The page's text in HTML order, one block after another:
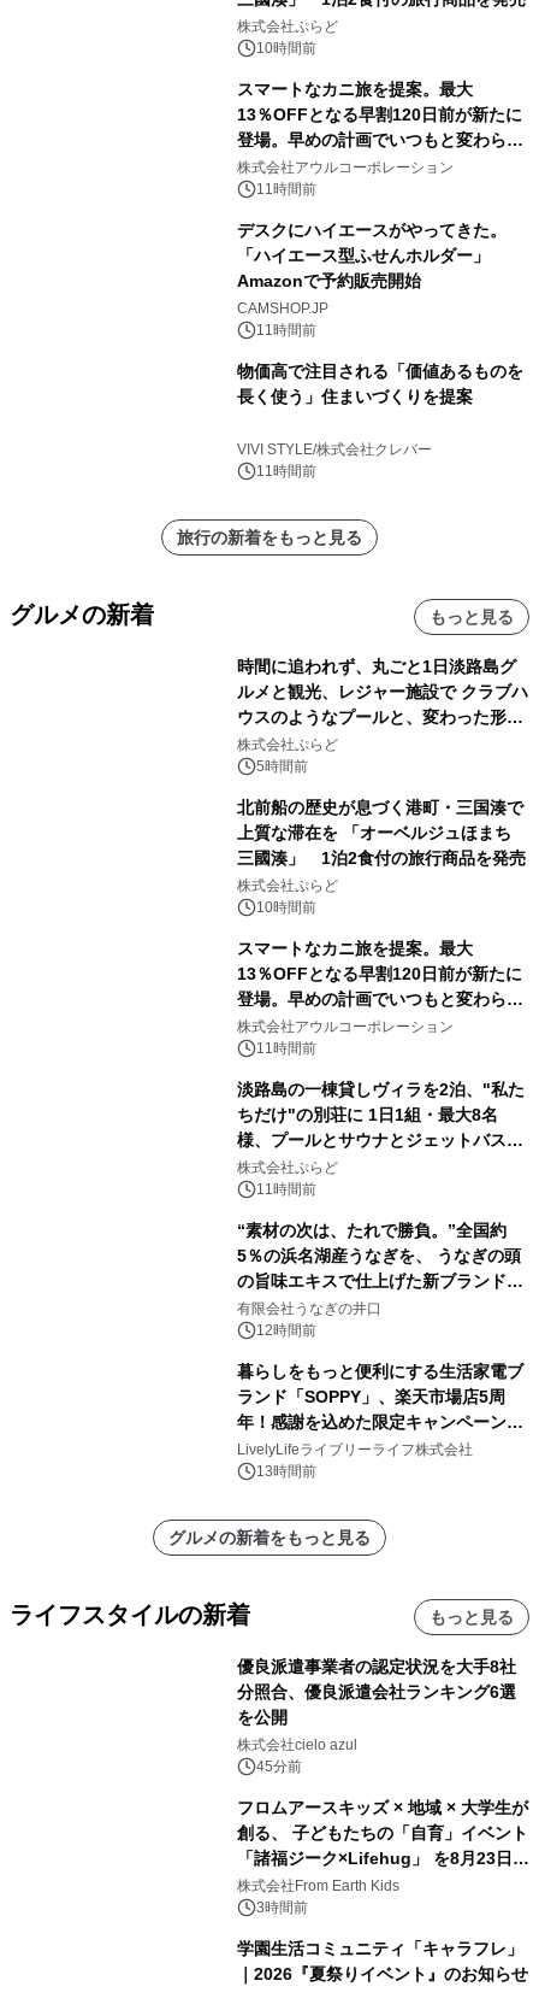
株式会社ぷらど
10時間前
スマートなカニ旅を提案。最大
13％OFFとなる早割120日前が新たに
登場。早めの計画でいつもと変わらぬ
大人の冬旅を。ー夕日ヶ浦温泉「佳松
苑 別邸ふうか」ー
株式会社アウルコーポレーション
11時間前
デスクにハイエースがやってきた。
「ハイエース型ふせんホルダー」
Amazonで予約販売開始
CAMSHOP.JP
11時間前
物価高で注目される「価値あるものを
長く使う」住まいづくりを提案
VIVI STYLE/株式会社クレバー
11時間前
旅行の新着をもっと見る
グルメの新着 もっと見る
時間に追われず、丸ごと1日淡路島グ
ルメと観光、レジャー施設で クラブハ
ウスのようなプールと、変わった形の
サウナも 「THE BOXY AWAJI」のお
得な素泊まり連泊プランで
株式会社ぷらど
5時間前
北前船の歴史が息づく港町・三国湊で
上質な滞在を 「オーベルジュほまち
三國湊」 1泊2食付の旅行商品を発売
株式会社ぷらど
10時間前
スマートなカニ旅を提案。最大
13％OFFとなる早割120日前が新たに
登場。早めの計画でいつもと変わらぬ
大人の冬旅を。ー夕日ヶ浦温泉「佳松
苑 別邸ふうか」ー
株式会社アウルコーポレーション
11時間前
淡路島の一棟貸しヴィラを2泊、"私た
ちだけ"の別荘に 1日1組・最大8名
様、プールとサウナとジェットバス付
きで Villa Mon Temps AWAJIの連泊
素泊りプラン
株式会社ぷらど
11時間前
“素材の次は、たれで勝負。”全国約
5％の浜名湖産うなぎを、 うなぎの頭
の旨味エキスで仕上げた新ブランド
「井口の誉」誕生
有限会社うなぎの井口
12時間前
暮らしをもっと便利にする生活家電ブ
ランド「SOPPY」、楽天市場店5周
年！感謝を込めた限定キャンペーンを
8月10日より開催
LivelyLifeライブリーライフ株式会社
13時間前
グルメの新着をもっと見る
ライフスタイルの新着 もっと見る
優良派遣事業者の認定状況を大手8社
分照合、優良派遣会社ランキング6選
を公開
株式会社cielo azul
45分前
フロムアースキッズ × 地域 × 大学生が
創る、 子どもたちの「自育」イベント
「諸福ジーク×Lifehug」 を8月23日
(日)開催
株式会社From Earth Kids
3時間前
学園生活コミュニティ「キャラフレ」
｜2026『夏祭りイベント』のお知らせ